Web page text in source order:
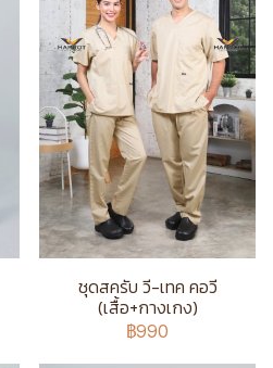
ชุดสครับ วี-เทค คอวี
(เสื้อ+กางเกง)
฿990